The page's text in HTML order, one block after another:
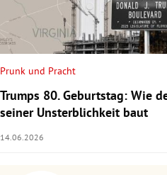
Prunk und Pracht
Trumps 80. Geburtstag: Wie
seiner Unsterblichkeit baut
14.06.2026